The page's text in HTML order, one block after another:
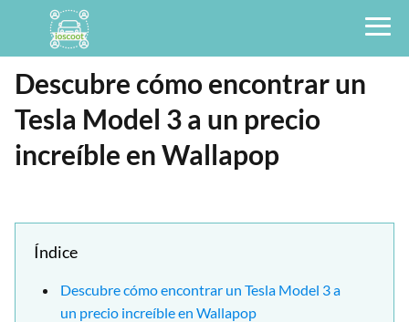
Descubre cómo encontrar un
Tesla Model 3 a un precio
increíble en Wallapop
Índice
Descubre cómo encontrar un Tesla Model 3 a
un precio increíble en Wallapop